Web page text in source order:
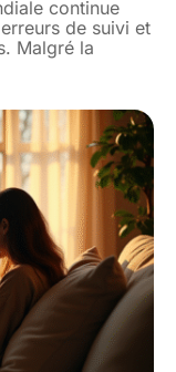
continue
de suivi et
Malgré la